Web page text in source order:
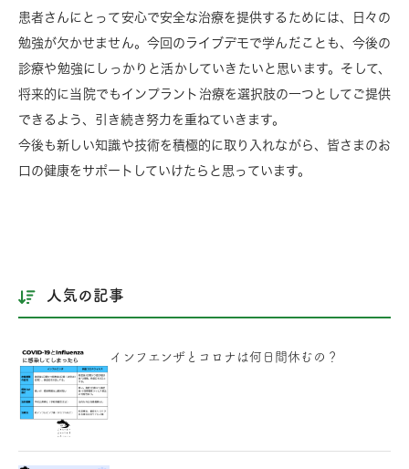
患者さんにとって安心で安全な治療を提供するためには、日々の
勉強が欠かせません。今回のライブデモで学んだことも、今後の
診療や勉強にしっかりと活かしていきたいと思います。そして、
将来的に当院でもインプラント治療を選択肢の一つとしてご提供
できるよう、引き続き努力を重ねていきます。
今後も新しい知識や技術を積極的に取り入れながら、皆さまのお
口の健康をサポートしていけたらと思っています。
人気の記事
インフエンザとコロナは何日間休むの？